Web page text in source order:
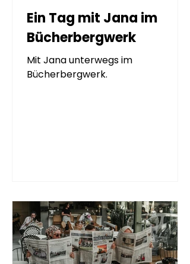
Ein Tag mit Jana im
Bücherbergwerk
Mit Jana unterwegs im
Bücherbergwerk.